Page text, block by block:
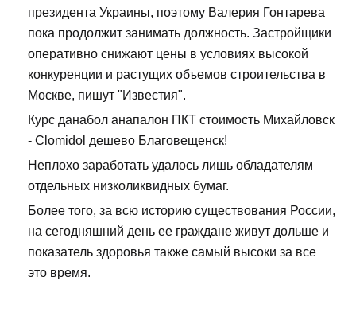
президента Украины, поэтому Валерия Гонтарева
пока продолжит занимать должность. Застройщики
оперативно снижают цены в условиях высокой
конкуренции и растущих объемов строительства в
Москве, пишут "Известия".
Курс данабол анапалон ПКТ стоимость Михайловск
- Clomidol дешево Благовещенск!
Неплохо заработать удалось лишь обладателям
отдельных низколиквидных бумаг.
Более того, за всю историю существования России,
на сегодняшний день ее граждане живут дольше и
показатель здоровья также самый высоки за все
это время.